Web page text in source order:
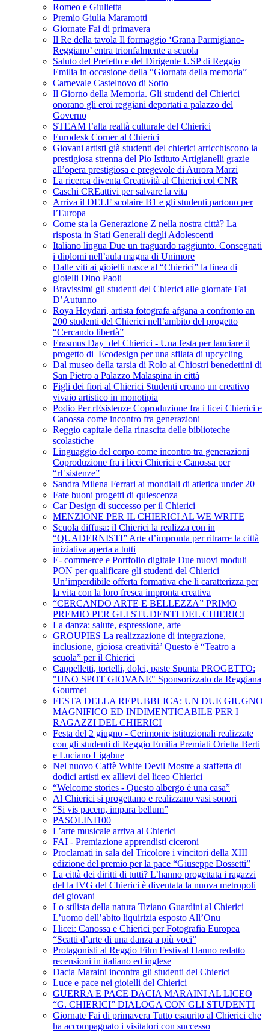
Romeo e Giulietta
Premio Giulia Maramotti
Giornate Fai di primavera
Il Re della tavola Il formaggio ‘Grana Parmigiano-
Reggiano’ entra trionfalmente a scuola
Saluto del Prefetto e del Dirigente USP di Reggio
Emilia in occasione della “Giornata della memoria”
Carnevale Castelnovo di Sotto
Il Giorno della Memoria. Gli studenti del Chierici
onorano gli eroi reggiani deportati a palazzo del
Governo
STEAM l’alta realtà culturale del Chierici
Eurodesk Corner al Chierici
Giovani artisti già studenti del chierici arricchiscono la
prestigiosa strenna del Pio Istituto Artigianelli grazie
all’opera prestigiosa e pregevole di Aurora Marzi
La ricerca diventa Creatività al Chierici col CNR
Caschi CREattivi per salvare la vita
Arriva il DELF scolaire B1 e gli studenti partono per
l’Europa
Come sta la Generazione Z nella nostra città? La
risposta in Stati Generali degli Adolescenti
Italiano lingua Due un traguardo raggiunto. Consegnati
i diplomi nell’aula magna di Unimore
Dalle viti ai gioielli nasce al “Chierici” la linea di
gioielli Dino Paoli
Bravissimi gli studenti del Chierici alle giornate Fai
D’Autunno
Roya Heydari, artista fotografa afgana a confronto an
200 studenti del Chierici nell’ambito del progetto
“Cercando libertà”
Erasmus Day del Chierici - Una festa per lanciare il
progetto di Ecodesign per una sfilata di upcycling
Dal museo della tarsia di Rolo ai Chiostri benedettini di
San Pietro a Palazzo Malaspina in città
Figli dei fiori al Chierici Studenti creano un creativo
vivaio artistico in monotipia
Podio Per rEsistenze Coproduzione fra i licei Chierici e
Canossa come incontro fra generazioni
Reggio capitale della rinascita delle biblioteche
scolastiche
Linguaggio del corpo come incontro tra generazioni
Coproduzione fra i licei Chierici e Canossa per
“rEsistenze”
Sandra Milena Ferrari ai mondiali di atletica under 20
Fate buoni progetti di quiescenza
Car Design di successo per il Chierici
MENZIONE PER IL CHIERICI AL WE WRITE
Scuola diffusa: il Chierici la realizza con in
“QUADERNISTI” Arte d’impronta per ritrarre la città
iniziativa aperta a tutti
E- commerce e Portfolio digitale Due nuovi moduli
PON per qualificare gli studenti del Chierici
Un’imperdibile offerta formativa che li caratterizza per
la vita con la loro fresca impronta creativa
“CERCANDO ARTE E BELLEZZA” PRIMO
PREMIO PER GLI STUDENTI DEL CHIERICI
La danza: salute, espressione, arte
GROUPIES La realizzazione di integrazione,
inclusione, gioiosa creatività’ Questo è “Teatro a
scuola” per il Chierici
Cappelletti, tortelli, dolci, paste Spunta PROGETTO:
"UNO SPOT GIOVANE" Sponsorizzato da Reggiana
Gourmet
FESTA DELLA REPUBBLICA: UN DUE GIUGNO
MAGNIFICO ED INDIMENTICABILE PER I
RAGAZZI DEL CHIERICI
Festa del 2 giugno - Cerimonie istituzionali realizzate
con gli studenti di Reggio Emilia Premiati Orietta Berti
e Luciano Ligabue
Nel nuovo Caffè White Devil Mostre a staffetta di
dodici artisti ex allievi del liceo Chierici
“Welcome stories - Questo albergo è una casa”
Al Chierici si progettano e realizzano vasi sonori
“Si vis pacem, impara bellum”
PASOLINI100
L’arte musicale arriva al Chierici
FAI - Premiazione apprendisti ciceroni
Proclamati in sala del Tricolore i vincitori della XIII
edizione del premio per la pace “Giuseppe Dossetti”
La città dei diritti di tutti? L’hanno progettata i ragazzi
del la IVG del Chierici è diventata la nuova metropoli
dei giovani
Lo stilista della natura Tiziano Guardini al Chierici
L’uomo dell’abito liquirizia esposto All’Onu
I licei: Canossa e Chierici per Fotografia Europea
“Scatti d’arte di una danza a più voci”
Protagonisti al Reggio Film Festival Hanno redatto
recensioni in italiano ed inglese
Dacia Maraini incontra gli studenti del Chierici
Luce e pace nei gioielli del Chierici
GUERRA E PACE DACIA MARAINI AL LICEO
“G. CHIERICI” DIALOGA CON GLI STUDENTI
Giornate Fai di primavera Tutto esaurito al Chierici che
ha accompagnato i visitatori con successo